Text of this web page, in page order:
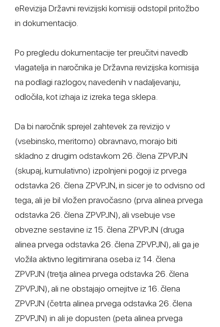
eRevizija Državni revizijski komisiji odstopil pritožbo
in dokumentacijo.
Po pregledu dokumentacije ter preučitvi navedb
vlagatelja in naročnika je Državna revizijska komisija
na podlagi razlogov, navedenih v nadaljevanju,
odločila, kot izhaja iz izreka tega sklepa.
Da bi naročnik sprejel zahtevek za revizijo v
(vsebinsko, meritorno) obravnavo, morajo biti
skladno z drugim odstavkom 26. člena ZPVPJN
(skupaj, kumulativno) izpolnjeni pogoji iz prvega
odstavka 26. člena ZPVPJN, in sicer je to odvisno od
tega, ali je bil vložen pravočasno (prva alinea prvega
odstavka 26. člena ZPVPJN), ali vsebuje vse
obvezne sestavine iz 15. člena ZPVPJN (druga
alinea prvega odstavka 26. člena ZPVPJN), ali ga je
vložila aktivno legitimirana oseba iz 14. člena
ZPVPJN (tretja alinea prvega odstavka 26. člena
ZPVPJN), ali ne obstajajo omejitve iz 16. člena
ZPVPJN (četrta alinea prvega odstavka 26. člena
ZPVPJN) in ali je dopusten (peta alinea prvega